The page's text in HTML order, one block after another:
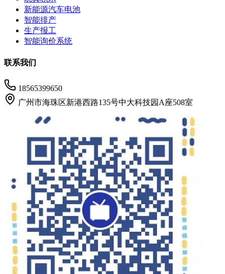
新能源汽车电池
智能排产
生产报工
智能询价系统
联系我们
18565399650
广州市海珠区新港西路135号中大科技园A座508室